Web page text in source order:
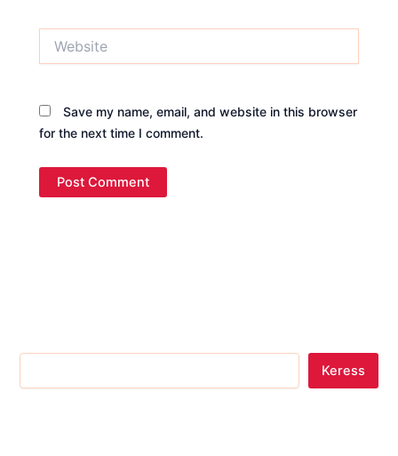
Save my name, email, and website in this browser
for the next time I comment.
Keress